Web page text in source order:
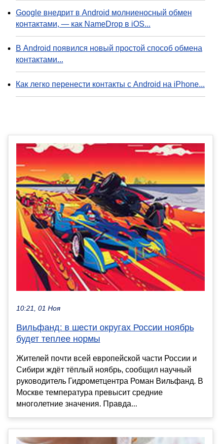
Google внедрит в Android молниеносный обмен
контактами, — как NameDrop в iOS...
В Android появился новый простой способ обмена
контактами...
Как легко перенести контакты с Android на iPhone...
10:21, 01 Ноя
Вильфанд: в шести округах России ноябрь
будет теплее нормы
Жителей почти всей европейской части России и
Сибири ждёт тёплый ноябрь, сообщил научный
руководитель Гидрометцентра Роман Вильфанд. В
Москве температура превысит средние
многолетние значения. Правда...